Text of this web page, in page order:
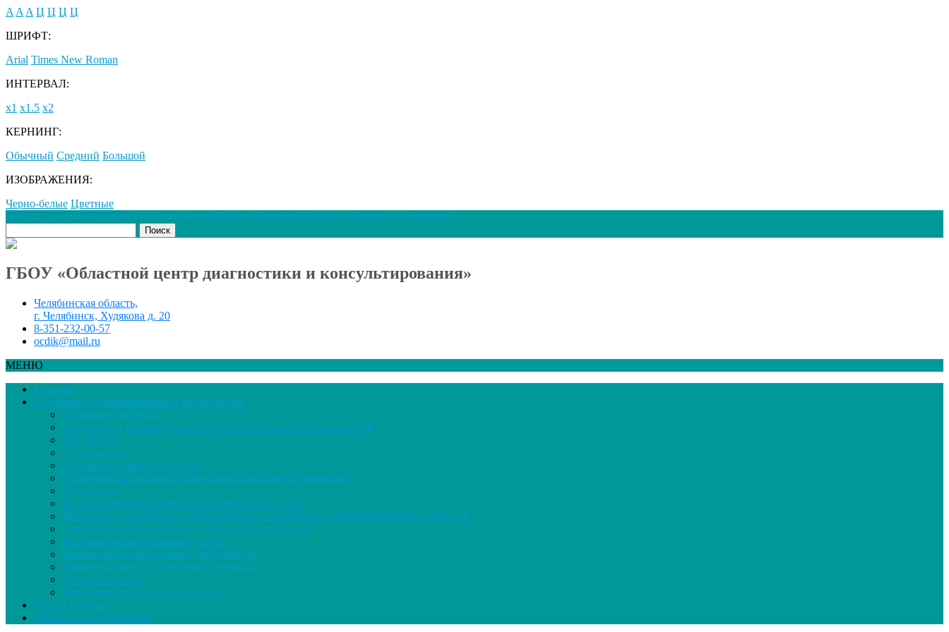
A A A Ц Ц Ц Ц
ШРИФТ:
Arial Times New Roman
ИНТЕРВАЛ:
х1 х1.5 х2
КЕРНИНГ:
Обычный Средний Большой
ИЗОБРАЖЕНИЯ:
Черно-белые Цветные
Версия для слабовидящих Обычная версия Прием обращений граждан Запись на комиссию
ГБОУ «Областной центр диагностики и консультирования»
Челябинская область,
г. Челябинск, Худякова д. 20
8-351-232-00-57
ocdik@mail.ru
МЕНЮ
Главная
Сведения об образовательной организации
Основные сведения
Структура и органы управления образовательной организацией
Документы
Образование
Образовательные стандарты
Организация питания в общеобразовательной организации
Руководство
Педагогический (научно-педагогический) состав
Материально-техническое обеспечение и оснащенность образовательного процесса
Стипендии и иные виды материальной поддержки
Платные образовательные услуги
Финансово-хозяйственная деятельность
Вакантные места для приема (перевода)
Доступная среда
Международное сотрудничество
Режим работы
Отзывы и предложения